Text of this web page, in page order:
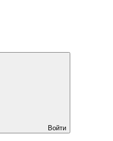
Войти